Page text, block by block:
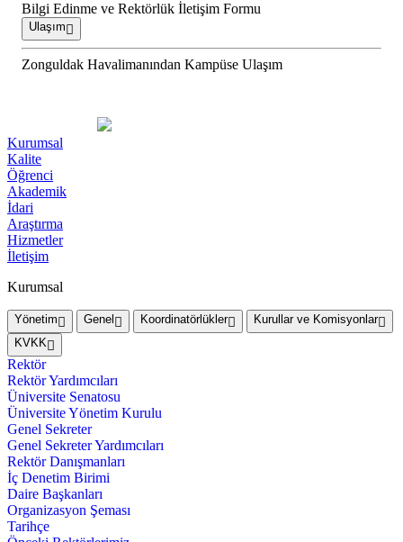
Bilgi Edinme ve Rektörlük İletişim Formu
Ulaşım
Zonguldak Havalimanından Kampüse Ulaşım
Kurumsal
Kalite
Öğrenci
Akademik
İdari
Araştırma
Hizmetler
İletişim
Kurumsal
Yönetim Genel Koordinatörlükler
Kurullar ve Komisyonlar
KVKK
Rektör
Rektör Yardımcıları
Üniversite Senatosu
Üniversite Yönetim Kurulu
Genel Sekreter
Genel Sekreter Yardımcıları
Rektör Danışmanları
İç Denetim Birimi
Daire Başkanları
Organizasyon Şeması
Tarihçe